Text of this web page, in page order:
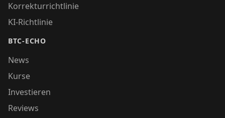
Korrekturrichtlinie
KI-Richtlinie
BTC-ECHO
News
Kurse
Investieren
Reviews